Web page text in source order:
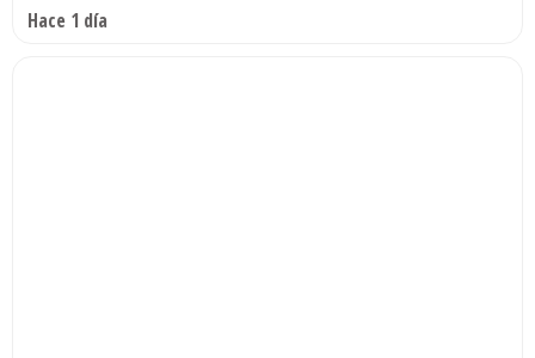
Hace 1 día